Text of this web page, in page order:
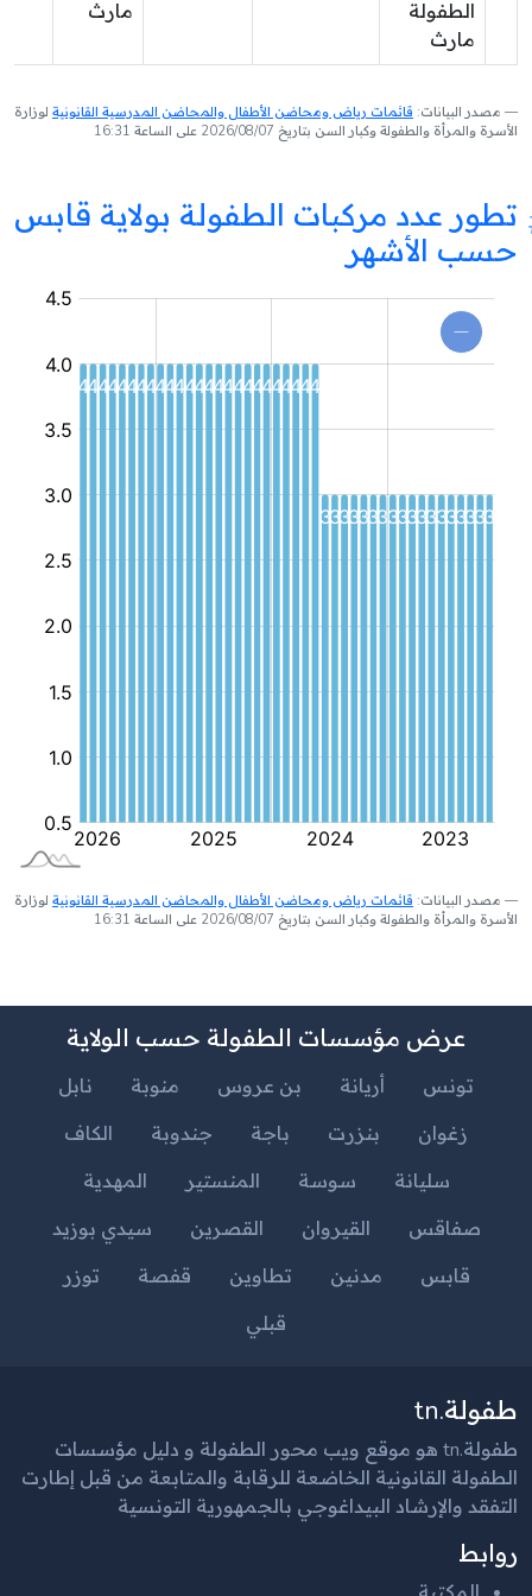
الطفولة
مارث
مارث
مصدر البيانات: قائمات رياض ومحاضن الأطفال والمحاضن المدرسية القانونية لوزارة
الأسرة والمرأة والطفولة وكبار السن بتاريخ 2026/08/07 على الساعة 16:31
تطور عدد مركبات الطفولة بولاية قابس
حسب الأشهر
مركب
مصدر البيانات: قائمات رياض ومحاضن الأطفال والمحاضن المدرسية القانونية لوزارة
الأسرة والمرأة والطفولة وكبار السن بتاريخ 2026/08/07 على الساعة 16:31
عرض مؤسسات الطفولة حسب الولاية
تونس أريانة بن عروس منوبة
نابل
زغوان
بنزرت باجة جندوبة
الكاف
سليانة
سوسة المنستير
المهدية
صفاقس
القيروان القصرين
سيدي بوزيد
قابس
مدنين تطاوين قفصة
توزر
قبلي
طفولة.tn
طفولة.tn هو موقع ويب محور الطفولة و دليل مؤسسات
الطفولة القانونية الخاضعة للرقابة والمتابعة من قبل إطارت
التفقد والإرشاد البيداغوجي بالجمهورية التونسية
روابط